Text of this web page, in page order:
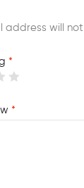
address will
*
*